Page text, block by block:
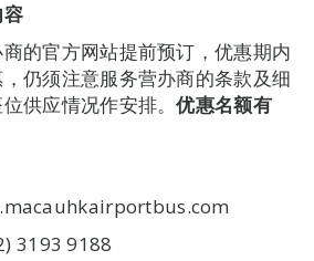
的官方网站提前预订，优惠期内
仍须注意服务营办商的条款及细
供应情况作安排。优惠名额有
3193 9188